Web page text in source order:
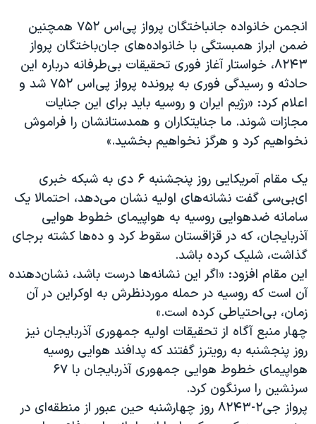
انجمن خانواده جانباختگان پرواز پی‌اس ۷۵۲ همچنین
ضمن ابراز همبستگی با خانواده‌های جان‌باختگان پرواز
۸۲۴۳، خواستار آغاز فوری تحقیقات بی‌طرفانه درباره این
حادثه و رسیدگی فوری به پرونده پرواز پی‌اس ۷۵۲ شد و
اعلام کرد: «رژیم ایران و روسیه باید برای این جنایات
مجازات شوند. ما جنایتکاران و همدستانشان را فراموش
نخواهیم کرد و هرگز نخواهیم بخشید.»
یک مقام آمریکایی روز پنجشنبه ۶ دی به شبکه خبری
ای‌بی‌سی گفت نشانه‌های اولیه‌ نشان می‌دهد، احتمالا یک
سامانه ضدهوایی روسیه به هواپیمای خطوط هوایی
آذربایجان، که در قزاقستان سقوط کرد و ده‌ها کشته برجای
گذاشت، شلیک کرده باشد.
این مقام افزود: «اگر این نشانه‌ها درست باشد، نشان‌دهنده
آن است که روسیه در حمله‌ موردنظرش به اوکراین در آن
زمان، بی‌احتیاطی کرده است.»
چهار منبع آگاه از تحقیقات اولیه جمهوری آذربایجان نیز
روز پنجشنبه به رویترز گفتند که پدافند هوایی روسیه
هواپیمای خطوط هوایی جمهوری آذربایجان با ۶۷
سرنشین را سرنگون کرد.
پرواز جی۲-۸۲۴۳ روز چهارشنبه حین عبور از منطقه‌ای در